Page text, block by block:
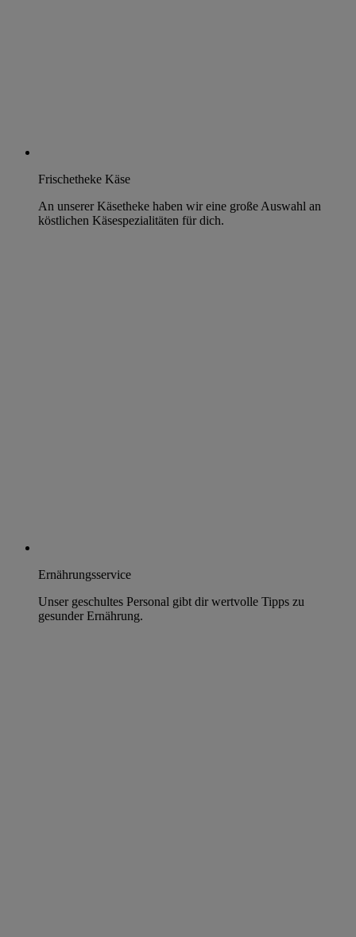
Frischetheke Käse
An unserer Käsetheke haben wir eine große Auswahl an
köstlichen Käsespezialitäten für dich.
Ernährungsservice
Unser geschultes Personal gibt dir wertvolle Tipps zu
gesunder Ernährung.